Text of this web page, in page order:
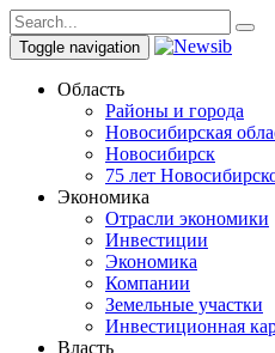
Toggle navigation
Область
Районы и города
Новосибирская
Новосибирск
75 лет
Экономика
Отрасли экономики
Инвестиции
Экономика
Компании
Земельные участки
Инвестиционная
Власть